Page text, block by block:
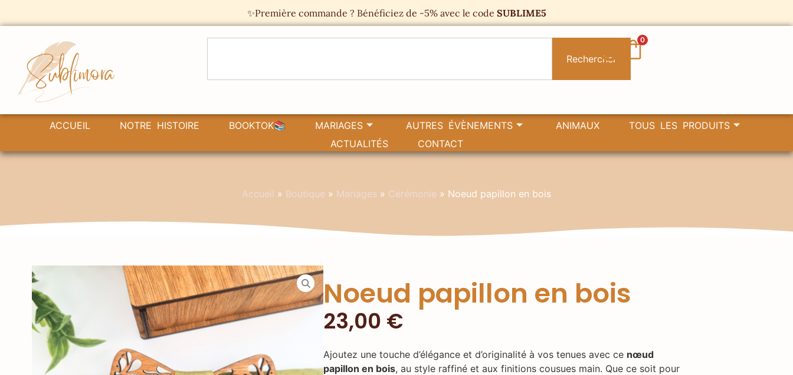
✨Première commande ? Bénéficiez de -5% avec le code SUBLIME5
Rechercher
0
ACCUEIL NOTRE HISTOIRE BOOKTOK📚 MARIAGES AUTRES ÉVÈNEMENTS ANIMAUX
TOUS LES PRODUITS
ACTUALITÉS
CONTACT
Accueil » Boutique » Mariages » Cérémonie » Noeud papillon en bois
Noeud papillon en bois
23,00 €
Ajoutez une touche d’élégance et d’originalité à vos tenues avec ce nœud
papillon en bois, au style raffiné et aux finitions cousues main. Que ce soit pour